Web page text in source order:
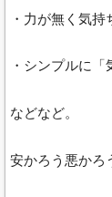
・力が無く気
・シンプルに
などなど。
安かろう悪かろ